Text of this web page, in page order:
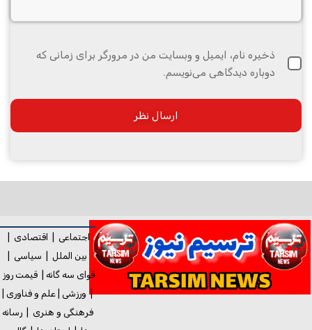
ذخیره نام، ایمیل و وبسایت من در مرورگر برای زمانی که
دوباره دیدگاهی می‌نویسم.
اجتماعی اقتصادی
بین الملل
سیاسی
قوای سه گانه |قیمت روز
| ورزشی علم و فناوری
فرهنگی و هنری
|رسانه